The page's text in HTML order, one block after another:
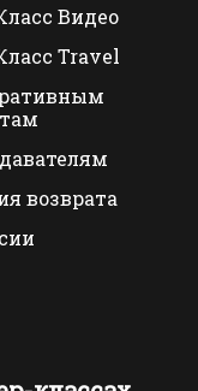
Видео
Travel
возврата